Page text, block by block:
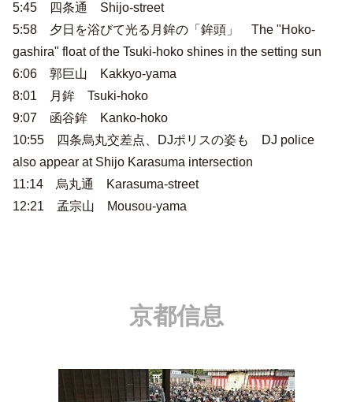
5:45 四条通 Shijo-street
5:58 夕日を浴びて光る月鉾の「鉾頭」 The "Hoko-
gashira" float of the Tsuki-hoko shines in the setting sun
6:06 郭巨山 Kakkyo-yama
8:01 月鉾 Tsuki-hoko
9:07 函谷鉾 Kanko-hoko
10:55 四条烏丸交差点、DJポリスの姿も DJ police
also appear at Shijo Karasuma intersection
11:14 烏丸通 Karasuma-street
12:21 孟宗山 Mousou-yama
京都信息